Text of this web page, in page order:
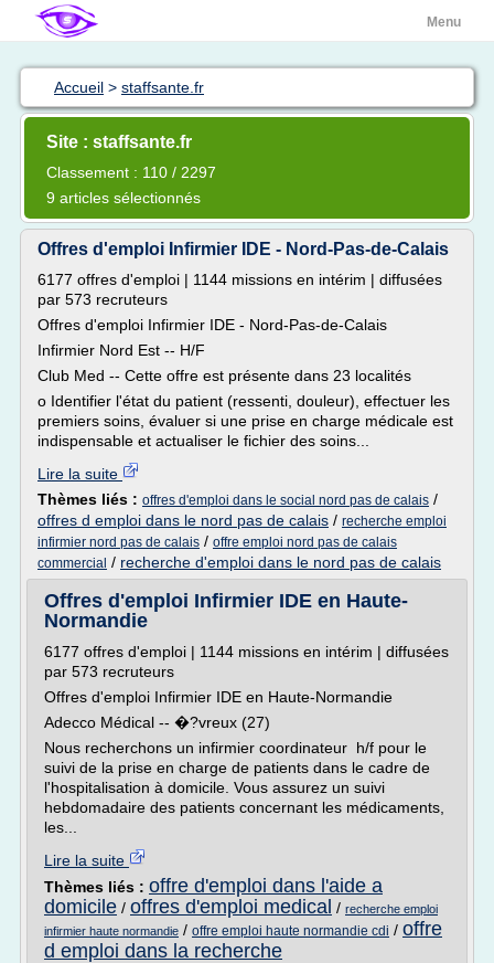
Menu
Accueil > staffsante.fr
Site : staffsante.fr
Classement : 110 / 2297
9 articles sélectionnés
Offres d'emploi Infirmier IDE - Nord-Pas-de-Calais
6177 offres d'emploi | 1144 missions en intérim | diffusées
par 573 recruteurs
Offres d'emploi Infirmier IDE - Nord-Pas-de-Calais
Infirmier Nord Est -- H/F
Club Med -- Cette offre est présente dans 23 localités
o Identifier l'état du patient (ressenti, douleur), effectuer les
premiers soins, évaluer si une prise en charge médicale est
indispensable et actualiser le fichier des soins...
Lire la suite
Thèmes liés : offres d'emploi dans le social nord pas de calais /
offres d emploi dans le nord pas de calais / recherche emploi
infirmier nord pas de calais / offre emploi nord pas de calais
commercial / recherche d'emploi dans le nord pas de calais
Offres d'emploi Infirmier IDE en Haute-
Normandie
6177 offres d'emploi | 1144 missions en intérim | diffusées
par 573 recruteurs
Offres d'emploi Infirmier IDE en Haute-Normandie
Adecco Médical -- �?vreux (27)
Nous recherchons un infirmier coordinateur h/f pour le
suivi de la prise en charge de patients dans le cadre de
l'hospitalisation à domicile. Vous assurez un suivi
hebdomadaire des patients concernant les médicaments,
les...
Lire la suite
Thèmes liés : offre d'emploi dans l'aide a
domicile / offres d'emploi medical / recherche emploi
infirmier haute normandie / offre emploi haute normandie cdi / offre
d emploi dans la recherche